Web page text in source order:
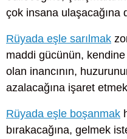
çok insana ulaşacağına
Rüyada eşle sarılmak
maddi gücünün,
olan inancının,
azalacağına işaret
Rüyada eşle boşanmak
bırakacağına, gelmek